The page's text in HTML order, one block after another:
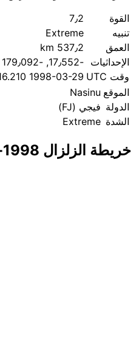
القوة
7٫2
تنبيه
Extreme
العمق
537٫2 km
الإحداثيات ؜-17٫552, ؜-179٫092
وقت UTC
1998-03-29 19:48:16.210
الموقع Nasinu
الدولة فيجي (FJ)
الشدة Extreme
خريطة الزلزال 1998-03-29